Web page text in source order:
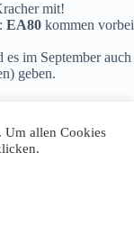
mit!
EA80 kommen vorbei
im September auch
geben.
Um allen Cookies